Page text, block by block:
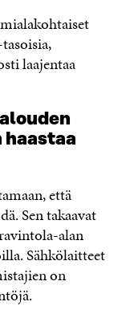
laajentaa
haastaa
että
Sen takaavat
alan
Sähkölaitteet
on